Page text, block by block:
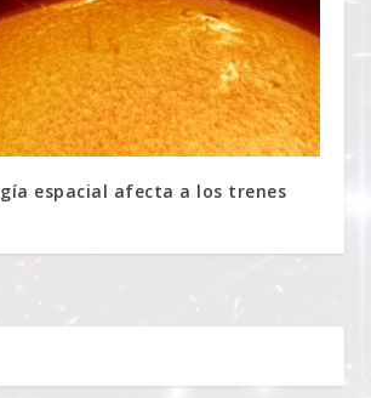
espacial afecta a los trenes